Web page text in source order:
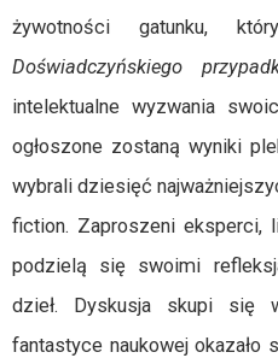
żywotności gatunku,
Doświadczyńskiego
intelektualne wyzwania
ogłoszone zostaną wyniki
wybrali dziesięć
fiction. Zaproszeni eksperci,
podzielą się swoimi
dzieł. Dyskusja skupi się
fantastyce naukowej okazało